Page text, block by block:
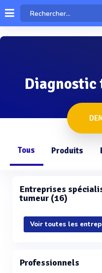
Diagnostic
Tous Produits
Entreprises
tumeur (16)
Voir toutes les
Professionnels